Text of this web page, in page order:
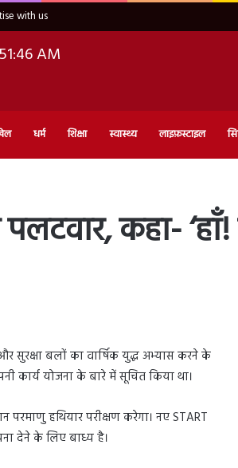
with us
AM
धर्म शिक्षा स्वास्थ्य लाइफ़स्टाइल
कहा-
सुरक्षा बलों का वार्षिक युद्ध अभ्यास करने के
कार्य योजना के बारे में सूचित किया था।
परमाणु हथियार परीक्षण करेगा। नए START
देने के लिए बाध्य है।